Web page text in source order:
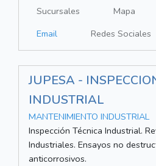
Sucursales Mapa
Email
Redes Sociales
JUPESA -
INDUSTRIAL
MANTENIMIENTO INDUSTRIAL
Inspección Técnica Industrial.
Industriales. Ensayos no
anticorrosivos.